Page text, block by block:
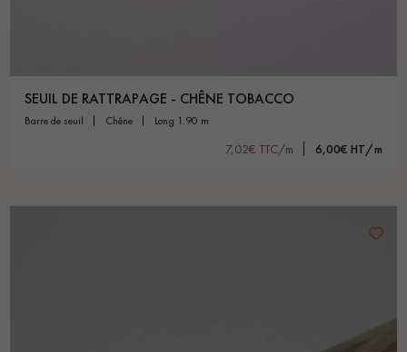
SEUIL DE RATTRAPAGE - CHÊNE TOBACCO
barre de seuil chêne long 1.90 m
7,02€ TTC/m 6,00€ HT/m